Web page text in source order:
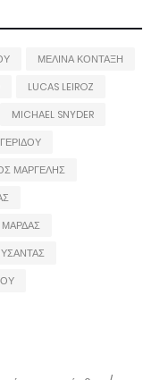
ΜΕΛΙΝΑ ΚΟΝΤΑΞΗ
LUCAS LEIROZ
MICHAEL SNYDER
ΜΑΡΓΕΛΗΣ